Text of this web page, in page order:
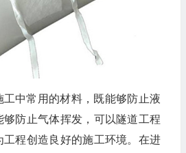
工中常用的材料，既能够防止液
防止气体挥发，可以隧道工程
工程创造良好的施工环境。在进